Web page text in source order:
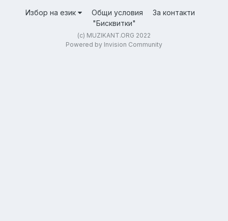
Избор на език Общи условия
За контакти
"Бисквитки"
(c) MUZIKANT.ORG 2022
Powered by Invision Community